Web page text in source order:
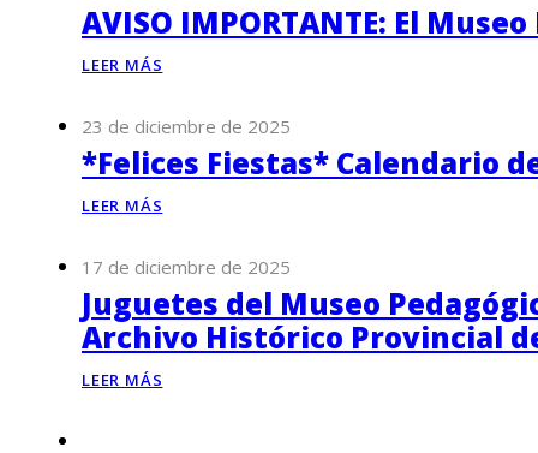
AVISO IMPORTANTE: El
LEER MÁS
23 de diciembre de 2025
*Felices Fiestas* Calendario
LEER MÁS
17 de diciembre de 2025
Juguetes del Museo
Archivo Histórico Provincial
LEER MÁS